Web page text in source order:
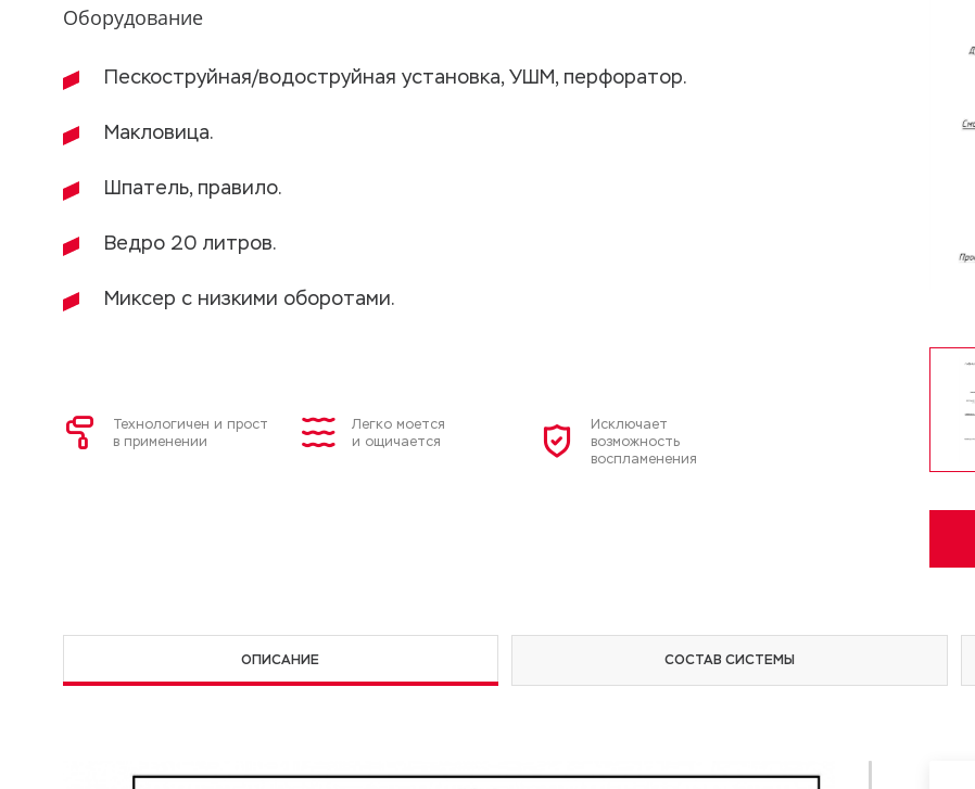
Оборудование
Пескоструйная/водоструйная установка, УШМ, перфоратор.
Макловица.
Шпатель, правило.
Ведро 20 литров.
Миксер с низкими оборотами.
Технологичен и прост
в применении
Легко моется
и ощичается
Исключает
возможность
воспламенения
ОПИСАНИЕ СОСТАВ СИСТЕМЫ